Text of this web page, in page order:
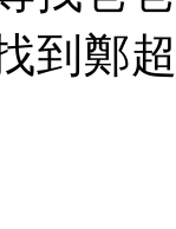
到鄭